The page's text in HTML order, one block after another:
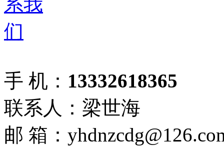
手 机： 13332618365
联系人：梁世海
邮 箱：